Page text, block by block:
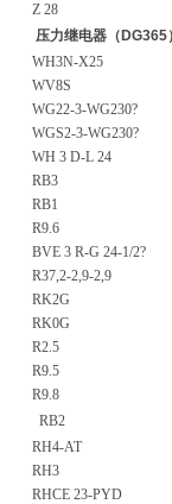
Z 28
压力继电器（DG365
WH3N-X25
WV8S
WG22-3-WG230?
WGS2-3-WG230?
WH 3 D-L 24
RB3
RB1
R9.6
BVE 3 R-G 24-1/2?
R37,2-2,9-2,9
RK2G
RK0G
R2.5
R9.5
R9.8
RB2
RH4-AT
RH3
RHCE 23-PYD